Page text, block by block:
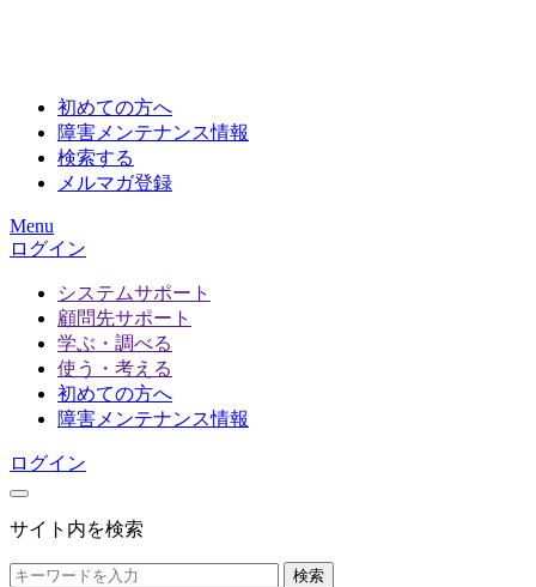
初めての方へ
障害メンテナンス情報
検索する
メルマガ登録
Menu
ログイン
システムサポート
顧問先サポート
学ぶ・調べる
使う・考える
初めての方へ
障害メンテナンス情報
ログイン
サイト内を検索
検索